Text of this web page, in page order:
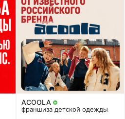
ACOOLA
франшиза детской одежды